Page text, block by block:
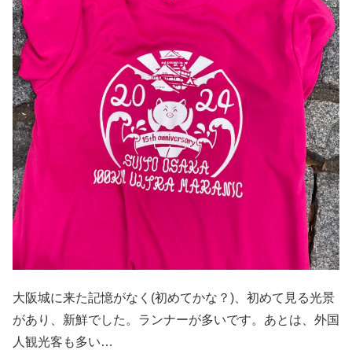
大阪城に来た記憶がなく(初めてかな？)、初めて見る光景
があり、新鮮でした。ランナーが多いです。あとは、外国
人観光客も多い…